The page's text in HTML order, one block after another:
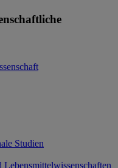
Studien